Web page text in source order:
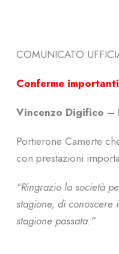
COMUNICATO
Conferme
Vincenzo Digifico –
Portierone Camerte
con prestazioni
“Ringrazio la società
stagione, di
stagione passata.”